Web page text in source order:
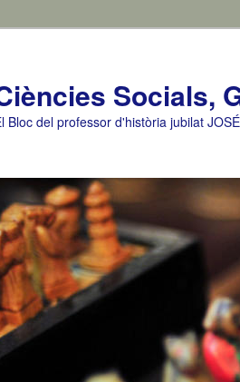
Socials,
Bloc del professor d'història jubilat